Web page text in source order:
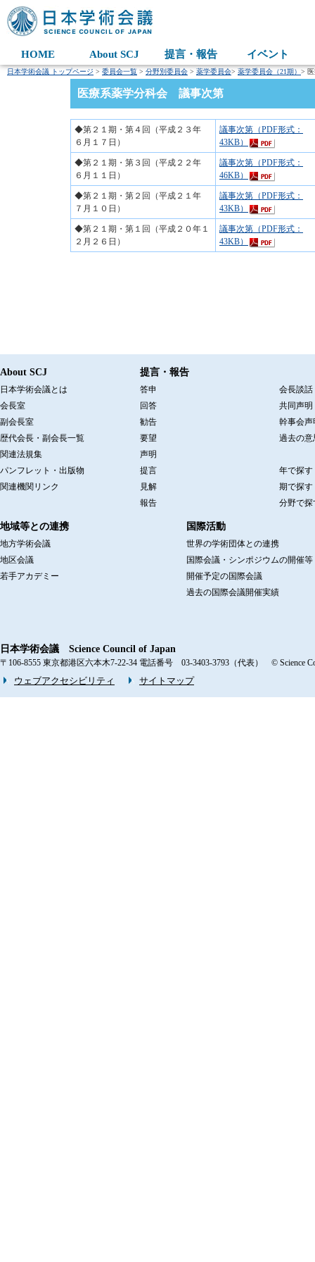
HOME About SCJ 提言・報告 イベント
日本学術会議 トップページ > 委員会一覧 > 分野別委員会 > 薬学委員会> 薬学委員会（21期） >
医療系薬学分科会 議事次第
◆第２１期・第４回（平成２３年
６月１７日）
議事次第（PDF形式：
43KB）
◆第２１期・第３回（平成２２年
６月１１日）
議事次第（PDF形式：
46KB）
◆第２１期・第２回（平成２１年
７月１０日）
議事次第（PDF形式：
43KB）
◆第２１期・第１回（平成２０年１
２月２６日）
議事次第（PDF形式：
43KB）
About SCJ
日本学術会議とは
会長室
副会長室
歴代会長・副会長一覧
関連法規集
パンフレット・出版物
関連機関リンク
提言・報告
答申
回答
勧告
要望
声明
提言
見解
報告
会長談話
共同声明
幹事会声
過去の意
年で探す
期で探す
分野で探
地域等との連携
地方学術会議
地区会議
若手アカデミー
国際活動
世界の学術団体との連携
国際会議・シンポジウムの開催等
開催予定の国際会議
過去の国際会議開催実績
日本学術会議 Science Council of Japan
〒106-8555 東京都港区六本木7-22-34 電話番号 03-3403-3793（代表） © Science
ウェブアクセシビリティ サイトマップ